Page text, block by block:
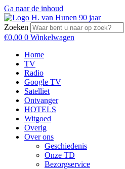
Ga naar de inhoud
Zoeken
€0,00 0 Winkelwagen
Home
TV
Radio
Google TV
Satelliet
Ontvanger
HOTELS
Witgoed
Overig
Over ons
Geschiedenis
Onze TD
Bezorgservice